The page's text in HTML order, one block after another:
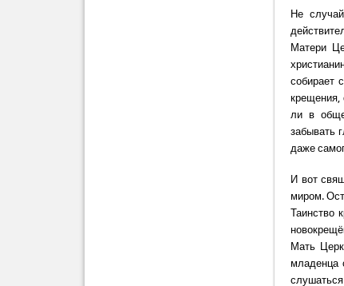
Не
Матери
собирает
крещения,
ли в
забывать
даже
И вот
миром.
Таинство
Мать
младенца